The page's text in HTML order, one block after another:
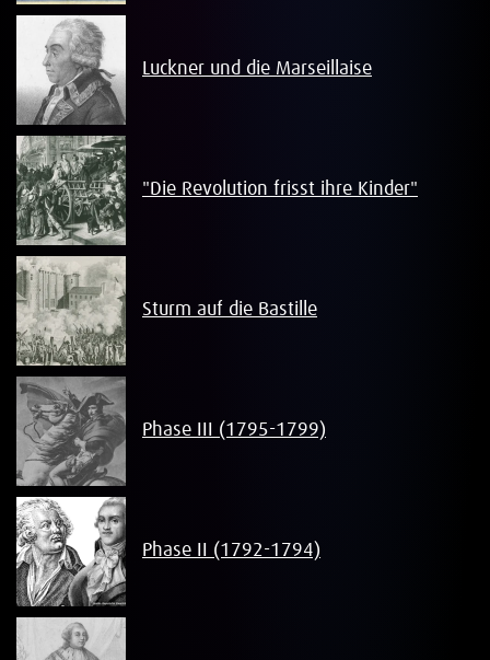
Luckner und die Marseillaise
"Die Revolution frisst ihre Kinder"
Sturm auf die Bastille
Phase III (1795-1799)
Phase II (1792-1794)